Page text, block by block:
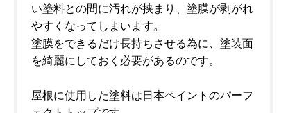
い塗料との間に汚れが挟まり、塗膜が剥がれ
やすくなってしまいます。
塗膜をできるだけ長持ちさせる為に、塗装面
を綺麗にしておく必要があるのです。
屋根に使用した塗料は日本ペイントのパーフ